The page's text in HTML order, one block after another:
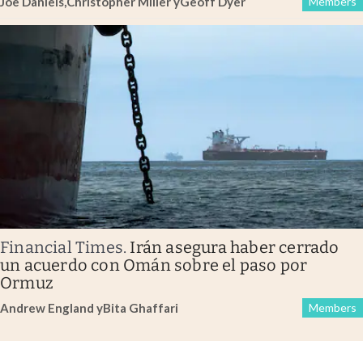
Financial Times. Irán asegura haber cerrado
un acuerdo con Omán sobre el paso por
Ormuz
Andrew England yBita Ghaffari Members